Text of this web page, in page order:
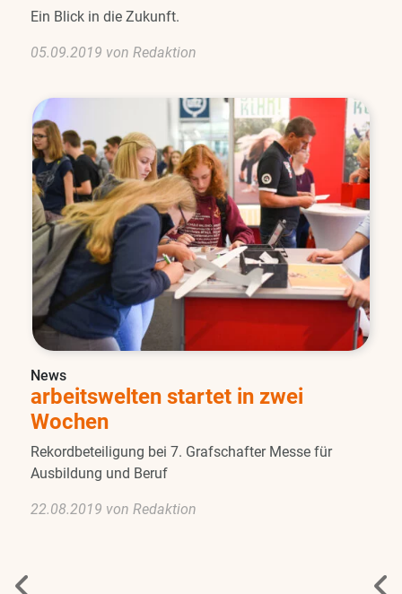
Ein Blick in die Zukunft.
05.09.2019 von Redaktion
News
arbeitswelten startet in zwei
Wochen
Rekordbeteiligung bei 7. Grafschafter Messe für
Ausbildung und Beruf
22.08.2019 von Redaktion